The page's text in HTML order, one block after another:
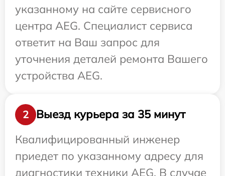
указанному на сайте сервисного
центра AEG. Специалист сервиса
ответит на Ваш запрос для
уточнения деталей ремонта Вашего
устройства AEG.
2
Выезд курьера за 35 минут
Квалифицированный инженер
приедет по указанному адресу для
диагностики техники AEG. В случае